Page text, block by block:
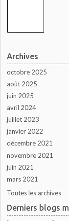
Archives
octobre 2025
août 2025
juin 2025
avril 2024
juillet 2023
janvier 2022
décembre 2021
novembre 2021
juin 2021
mars 2021
Toutes les archives
Derniers blogs